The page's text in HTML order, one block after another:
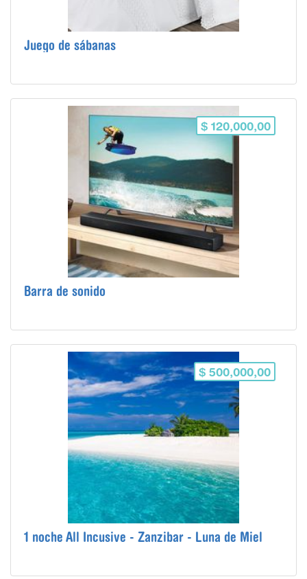
Juego de sábanas
$ 120,000,00
Barra de sonido
$ 500,000,00
1 noche All Incusive - Zanzibar - Luna de Miel